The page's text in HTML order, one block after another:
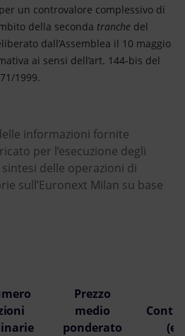
un controvalore complessivo di
della seconda tranche del
dall’Assemblea il 10 maggio
ai sensi dell’art. 144-bis del
1999.
informazioni fornite
per l’esecuzione degli
delle operazioni di
sull’Euronext Milan su base
Prezzo
medio
ponderato